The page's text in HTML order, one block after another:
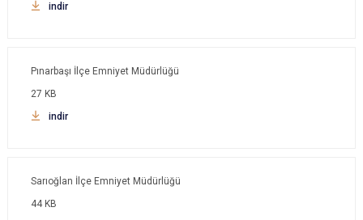
indir
Pınarbaşı İlçe Emniyet Müdürlüğü
27 KB
indir
Sarıoğlan İlçe Emniyet Müdürlüğü
44 KB